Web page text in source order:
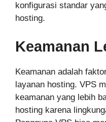
konfigurasi standar
hosting.
Keamanan
Keamanan adalah
layanan hosting. VPS
keamanan yang lebih
hosting karena